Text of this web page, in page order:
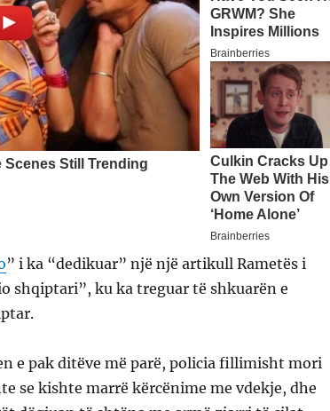
” i ka “dedikuar” një një artikull Rametës i
shqiptari”, ku ka treguar të shkuarën e
e pak ditëve më parë, policia fillimisht mori
se kishte marrë kërcënime me vdekje, dhe